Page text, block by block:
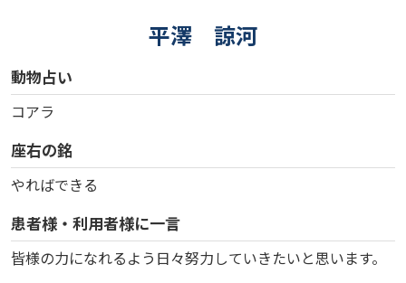
平澤 諒河
動物占い
コアラ
座右の銘
やればできる
患者様・利用者様に一言
皆様の力になれるよう日々努力していきたいと思います。